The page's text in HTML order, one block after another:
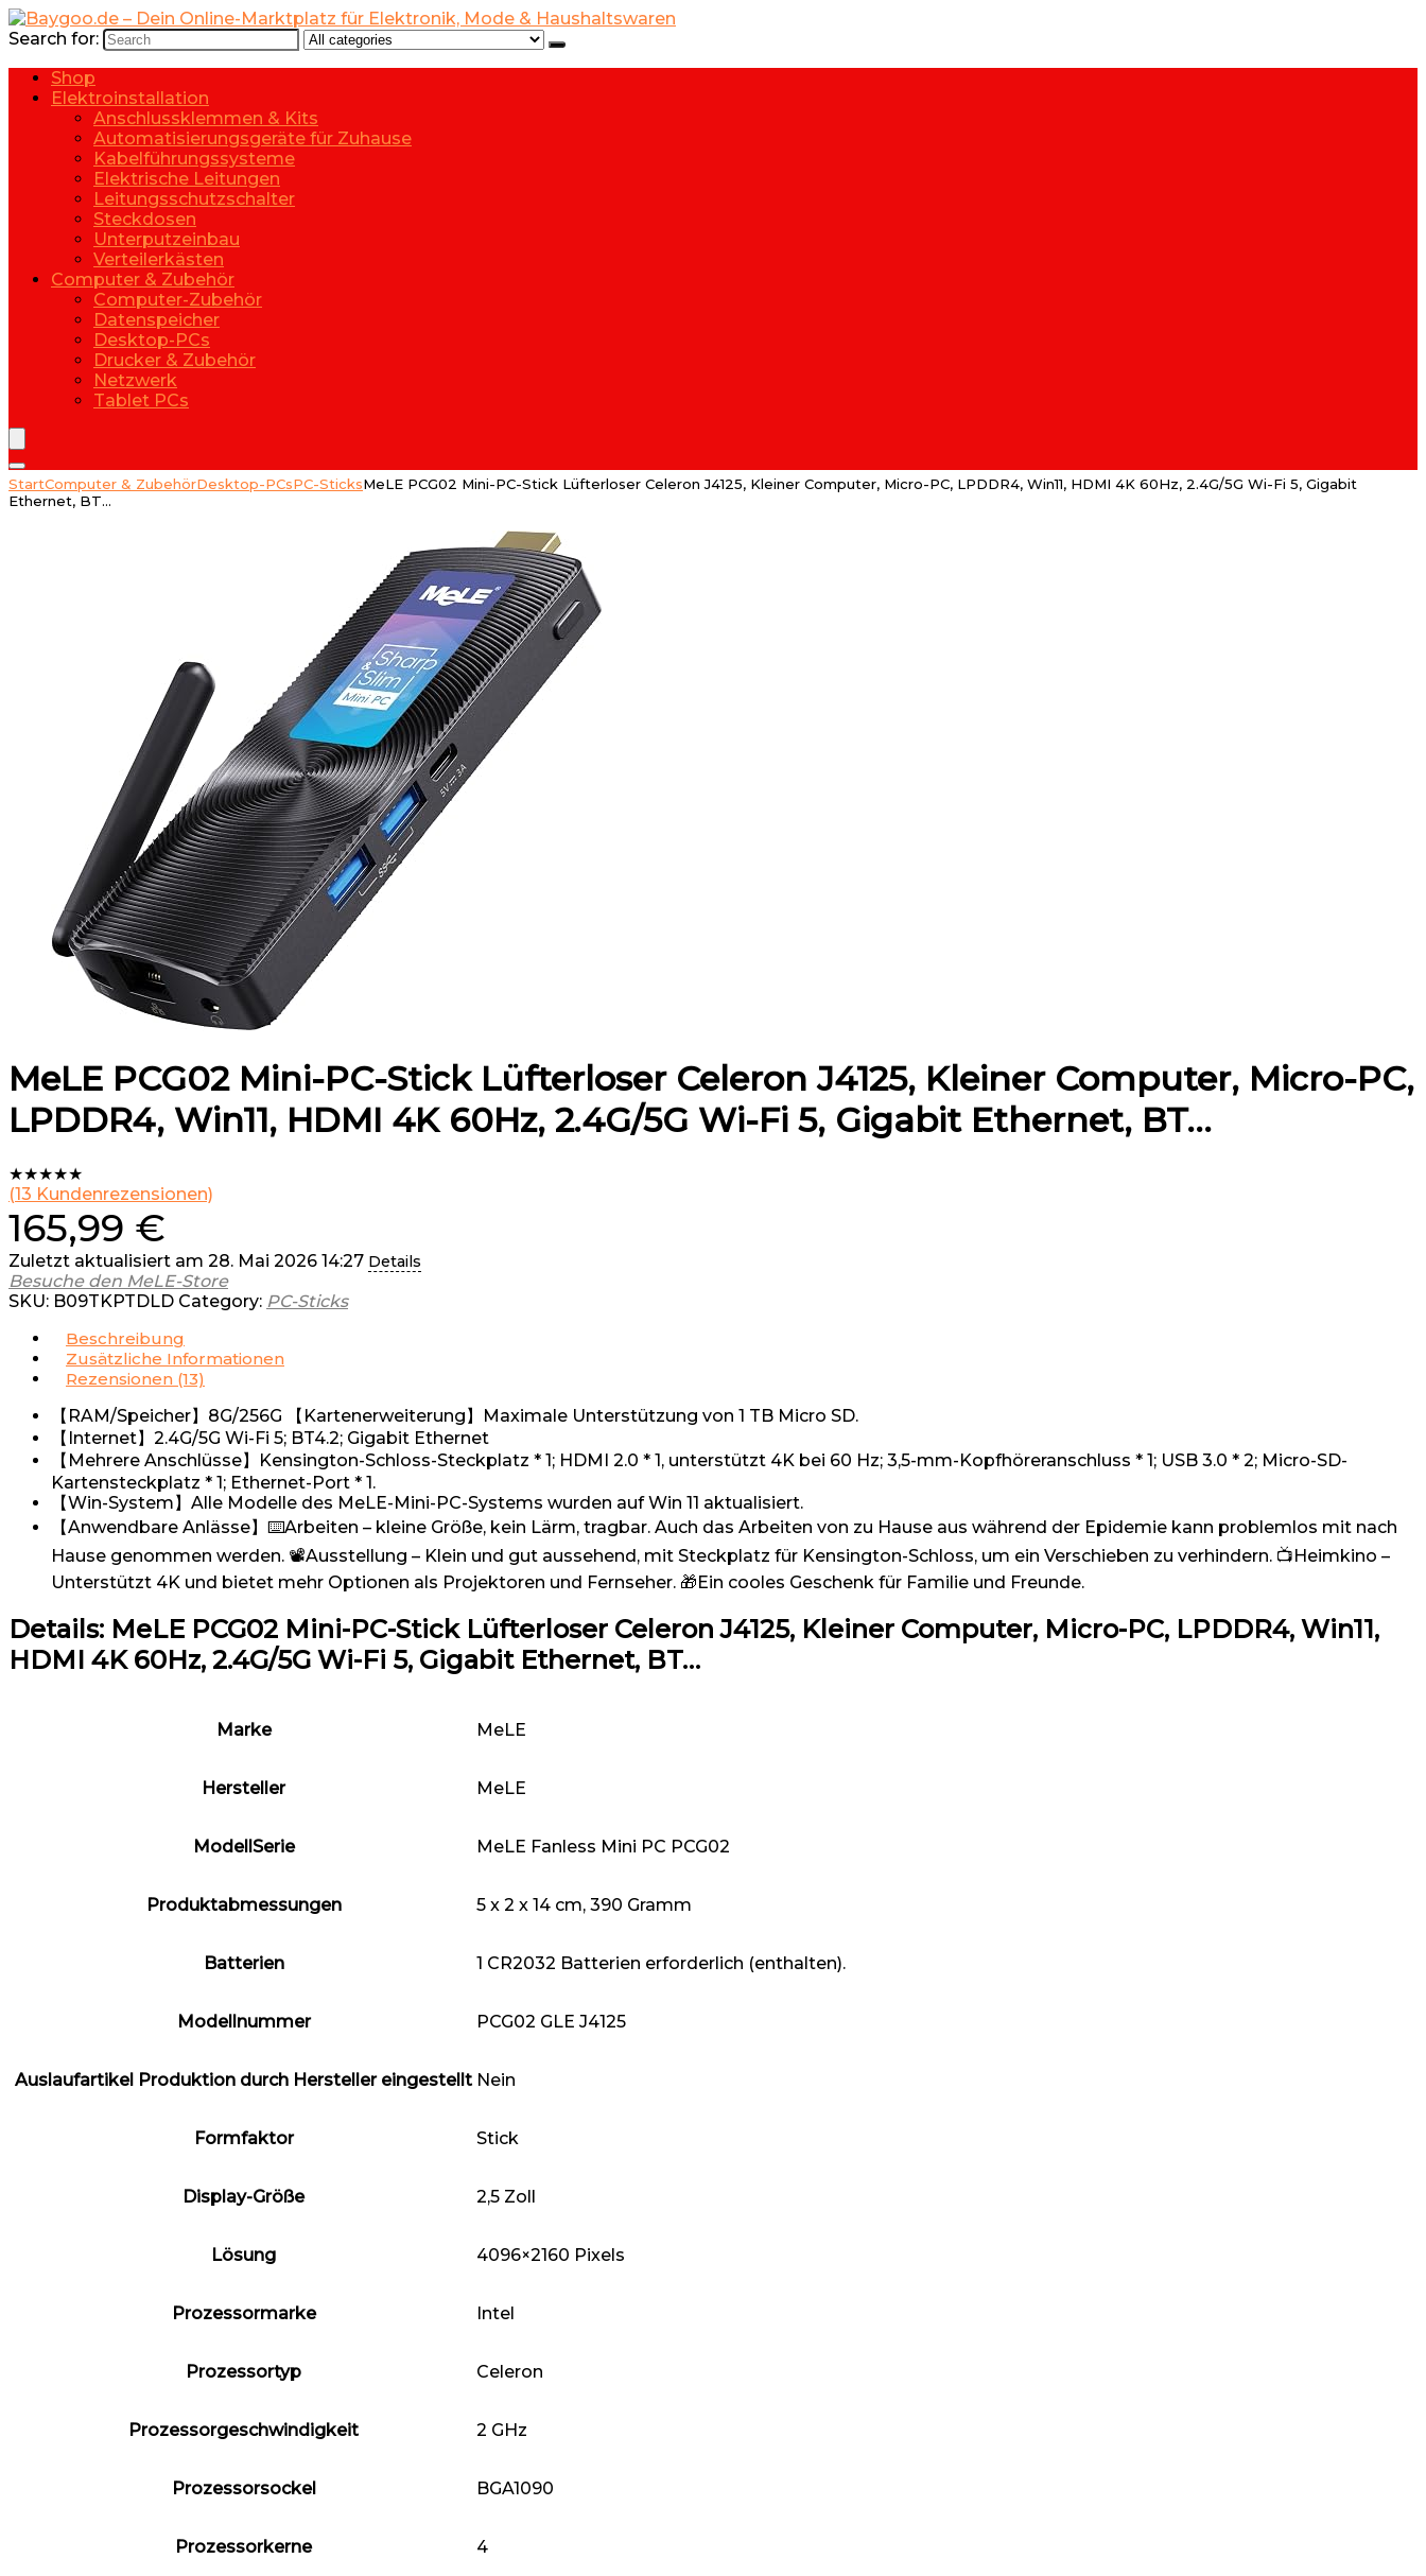
Search for:
Shop
Elektroinstallation
Anschlussklemmen & Kits
Automatisierungsgeräte für Zuhause
Kabelführungssysteme
Elektrische Leitungen
Leitungsschutzschalter
Steckdosen
Unterputzeinbau
Verteilerkästen
Computer & Zubehör
Computer-Zubehör
Datenspeicher
Desktop-PCs
Drucker & Zubehör
Netzwerk
Tablet PCs
StartComputer & ZubehörDesktop-PCsPC-SticksMeLE PCG02 Mini-PC-Stick Lüfterloser Celeron J4125, Kleiner Computer, Micro-PC, LPDDR4, Win11, HDMI 4K 60Hz, 2.4G/5G Wi-Fi 5, Gigabit
Ethernet, BT…
MeLE PCG02 Mini-PC-Stick Lüfterloser Celeron J4125, Kleiner Computer, Micro-PC,
LPDDR4, Win11, HDMI 4K 60Hz, 2.4G/5G Wi-Fi 5, Gigabit Ethernet, BT…
★★★★★
(13 Kundenrezensionen)
165,99 €
Zuletzt aktualisiert am 28. Mai 2026 14:27 Details
Besuche den MeLE-Store
SKU: B09TKPTDLD Category: PC-Sticks
Beschreibung
Zusätzliche Informationen
Rezensionen (13)
【RAM/Speicher】8G/256G 【Kartenerweiterung】Maximale Unterstützung von 1 TB Micro SD.
【Internet】2.4G/5G Wi-Fi 5; BT4.2; Gigabit Ethernet
【Mehrere Anschlüsse】Kensington-Schloss-Steckplatz * 1; HDMI 2.0 * 1, unterstützt 4K bei 60 Hz; 3,5-mm-Kopfhöreranschluss * 1; USB 3.0 * 2; Micro-SD-
Kartensteckplatz * 1; Ethernet-Port * 1.
【Win-System】Alle Modelle des MeLE-Mini-PC-Systems wurden auf Win 11 aktualisiert.
【Anwendbare Anlässe】⌨️Arbeiten – kleine Größe, kein Lärm, tragbar. Auch das Arbeiten von zu Hause aus während der Epidemie kann problemlos mit nach
Hause genommen werden. 📽️Ausstellung – Klein und gut aussehend, mit Steckplatz für Kensington-Schloss, um ein Verschieben zu verhindern. 📺Heimkino –
Unterstützt 4K und bietet mehr Optionen als Projektoren und Fernseher. 🎁Ein cooles Geschenk für Familie und Freunde.
Details: MeLE PCG02 Mini-PC-Stick Lüfterloser Celeron J4125, Kleiner Computer, Micro-PC, LPDDR4, Win11,
HDMI 4K 60Hz, 2.4G/5G Wi-Fi 5, Gigabit Ethernet, BT…
Marke ‎MeLE
Hersteller ‎MeLE
ModellSerie ‎MeLE Fanless Mini PC PCG02
Produktabmessungen ‎5 x 2 x 14 cm, 390 Gramm
Batterien ‎1 CR2032 Batterien erforderlich (enthalten).
Modellnummer ‎PCG02 GLE J4125
Auslaufartikel Produktion durch Hersteller eingestellt ‎Nein
Formfaktor ‎Stick
Display-Größe ‎2,5 Zoll
Lösung ‎4096×2160 Pixels
Prozessormarke ‎Intel
Prozessortyp ‎Celeron
Prozessorgeschwindigkeit ‎2 GHz
Prozessorsockel ‎BGA1090
Prozessorkerne ‎4